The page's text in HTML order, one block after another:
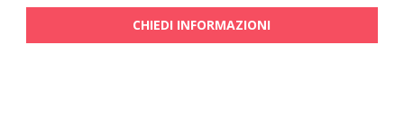
CHIEDI INFORMAZIONI